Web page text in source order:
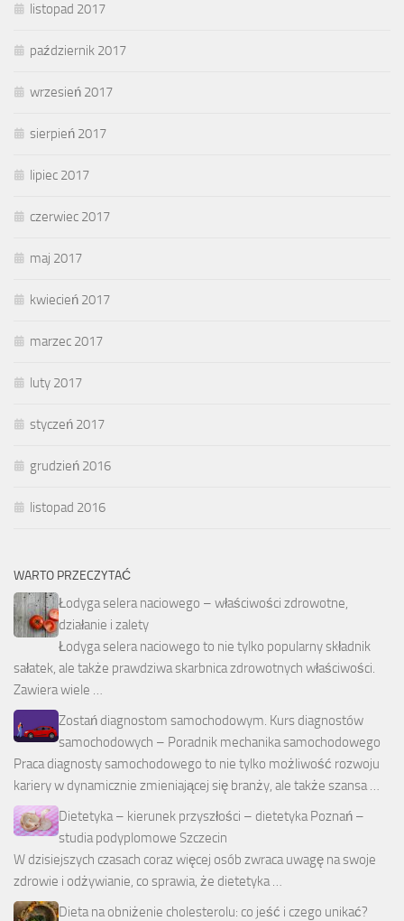
listopad 2017
październik 2017
wrzesień 2017
sierpień 2017
lipiec 2017
czerwiec 2017
maj 2017
kwiecień 2017
marzec 2017
luty 2017
styczeń 2017
grudzień 2016
listopad 2016
WARTO PRZECZYTAĆ
Łodyga selera naciowego – właściwości zdrowotne,
działanie i zalety
Łodyga selera naciowego to nie tylko popularny składnik
sałatek, ale także prawdziwa skarbnica zdrowotnych właściwości.
Zawiera wiele …
Zostań diagnostom samochodowym. Kurs diagnostów
samochodowych – Poradnik mechanika samochodowego
Praca diagnosty samochodowego to nie tylko możliwość rozwoju
kariery w dynamicznie zmieniającej się branży, ale także szansa …
Dietetyka – kierunek przyszłości – dietetyka Poznań –
studia podyplomowe Szczecin
W dzisiejszych czasach coraz więcej osób zwraca uwagę na swoje
zdrowie i odżywianie, co sprawia, że dietetyka …
Dieta na obniżenie cholesterolu: co jeść i czego unikać?